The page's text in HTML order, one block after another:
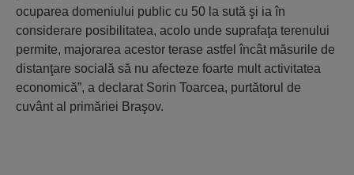
ocuparea domeniului public cu 50 la sută şi ia în
considerare posibilitatea, acolo unde suprafaţa terenului
permite, majorarea acestor terase astfel încât măsurile de
distanţare socială să nu afecteze foarte mult activitatea
economică”, a declarat Sorin Toarcea, purtătorul de
cuvânt al primăriei Braşov.